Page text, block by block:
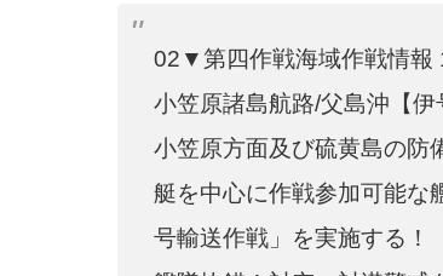
02▼第四作戦海域作戦情報
小笠原諸島航路/父島沖【伊
小笠原方面及び硫黄島の防
艇を中心に作戦参加可能な
号輸送作戦」を実施する！